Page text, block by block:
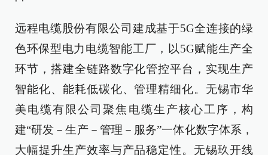
远程电缆股份有限公司建成基于5G全连接的绿
色环保型电力电缆智能工厂，以5G赋能生产全
环节，搭建全链路数字化管控平台，实现生产
智能化、能耗低碳化、管理精细化。无锡市华
美电缆有限公司聚焦电缆生产核心工序，构
建“研发－生产－管理－服务”一体化数字体系，
大幅提升生产效率与产品稳定性。无锡玖开线